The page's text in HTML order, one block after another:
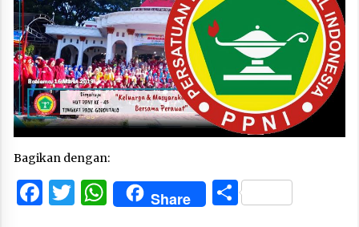
Bagikan dengan:
Facebook
Twitter
WhatsApp
Share Share